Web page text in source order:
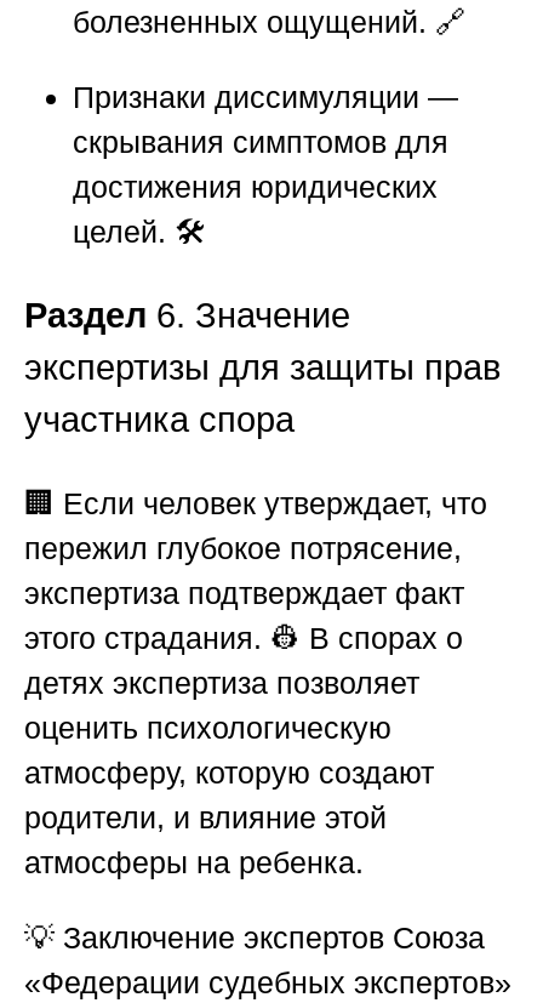
болезненных ощущений. 🔗
Признаки диссимуляции —
скрывания симптомов для
достижения юридических
целей. 🛠️
Раздел 6. Значение
экспертизы для защиты прав
участника спора
🏢 Если человек утверждает, что
пережил глубокое потрясение,
экспертиза подтверждает факт
этого страдания. 👷 В спорах о
детях экспертиза позволяет
оценить психологическую
атмосферу, которую создают
родители, и влияние этой
атмосферы на ребенка.
💡 Заключение экспертов Союза
«Федерации судебных экспертов»